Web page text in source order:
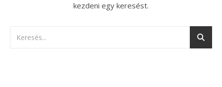
kezdeni egy keresést.